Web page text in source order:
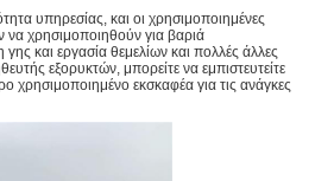
υπηρεσίας, και οι χρησιμοποιημένες
να χρησιμοποιηθούν για βαριά
και εργασία θεμελίων και πολλές άλλες
εξορυκτών, μπορείτε να εμπιστευτείτε
χρησιμοποιημένο εκσκαφέα για τις ανάγκες